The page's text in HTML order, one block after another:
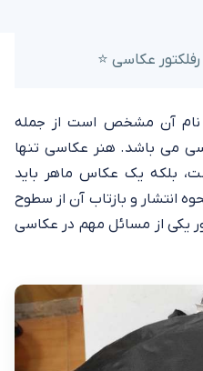
عکاسی ⭐
نام آن مشخص است از جمله
می‌ باشد. هنر عکاسی تنها
بلکه یک عکاس ماهر باید
انتشار و بازتاب آن از سطوح
یکی از مسائل مهم در عکاسی